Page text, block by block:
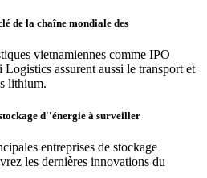
de la chaîne mondiale des
vietnamiennes comme IPO
assurent aussi le transport et
lithium.
d''énergie à surveiller
entreprises de stockage
les dernières innovations du